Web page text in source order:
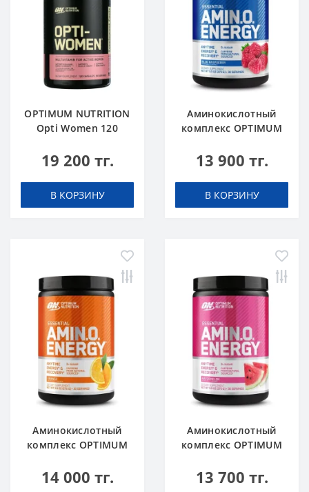
OPTIMUM NUTRITION
Opti Women 120
19 200 тг.
В КОРЗИНУ
Аминокислотный
комплекс OPTIMUM
Energy 270 g Blue
13 900 тг.
В КОРЗИНУ
Аминокислотный
комплекс OPTIMUM
Energy 270 g Orange
14 000 тг.
Аминокислотный
комплекс OPTIMUM
Energy 270 g Арбуз
13 700 тг.